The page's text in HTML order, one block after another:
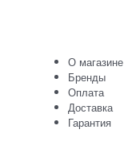
О магазине
Бренды
Оплата
Доставка
Гарантия